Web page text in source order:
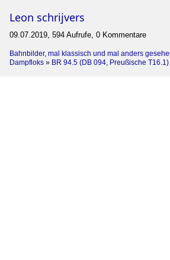
Leon schrijvers
09.07.2019, 594 Aufrufe, 0 Kommentare
Bahnbilder, mal klassisch und mal anders
Dampfloks » BR 94.5 (DB 094, Preußische T16.1)